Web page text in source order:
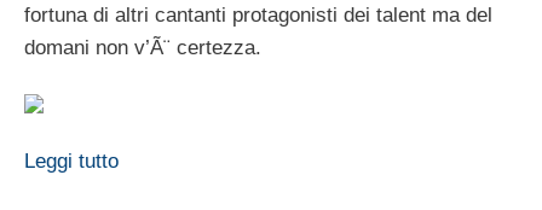
fortuna di altri cantanti protagonisti dei talent ma del
domani non v’Ã¨ certezza.
Leggi tutto